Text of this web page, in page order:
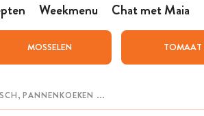
Weekmenu Chat met Maia
MOSSELEN TOMAAT